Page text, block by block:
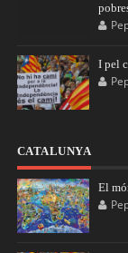
I pel
CATALUNYA
El